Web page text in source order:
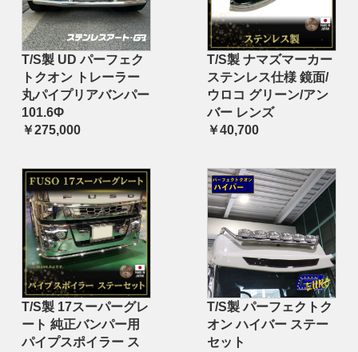
T/S製 UD パーフェク
トクオン トレーラー
丸パイプリアバンパー
101.6Φ
￥275,000
T/S製 ナマズマーカー
ステンレス仕様 鏡面/
ウロコ グリーン/アン
バー レンズ
￥40,700
T/S製 17スーパーグレ
ート 純正バンパー用
パイプスポイラー ス
T/S製 パーフェクトク
オン ハイバー ステー
セット